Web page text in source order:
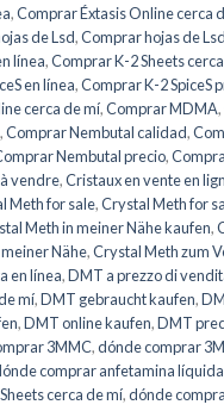
,Comprar Éxtasis Online cerca
de Lsd,Comprar hojas de
línea,Comprar K-2 Sheets
en línea,Comprar K-2 SpiceS
cerca de mí,Comprar MDMA,
,Comprar Nembutal calidad,
Nembutal precio,
vendre,Cristaux en vente en
Meth for sale,Crystal Meth for
Meth in meiner Nähe kaufen,
Nähe,Crystal Meth zum
en línea,DMT a prezzo di
mí,DMT gebraucht kaufen,
,DMT online kaufen,DMT
3MMC,dónde comprar
comprar anfetamina líquida
cerca de mí,dónde